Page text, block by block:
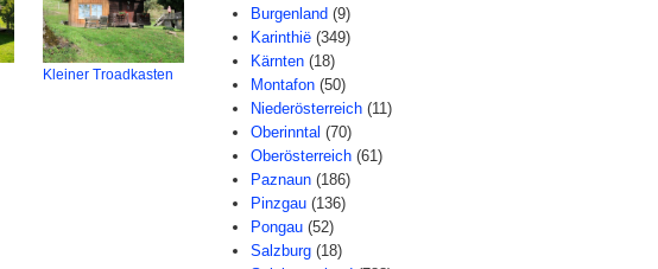
Kleiner Troadkasten
Burgenland (9)
Karinthië (349)
Kärnten (18)
Montafon (50)
Niederösterreich (11)
Oberinntal (70)
Oberösterreich (61)
Paznaun (186)
Pinzgau (136)
Pongau (52)
Salzburg (18)